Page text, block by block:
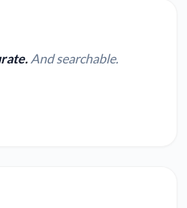
And searchable.